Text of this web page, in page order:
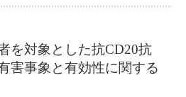
を対象とした抗CD20抗
害事象と有効性に関する